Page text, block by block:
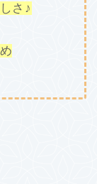
さ♪